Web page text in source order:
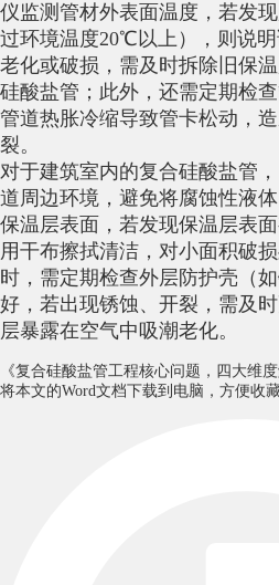
仪监测管材外表面温度，若发
过环境温度20℃以上），则说
老化或破损，需及时拆除旧保
硅酸盐管；此外，还需定期检
管道热胀冷缩导致管卡松动，
裂。
对于建筑室内的复合硅酸盐管
道周边环境，避免将腐蚀性液
保温层表面，若发现保温层表
用干布擦拭清洁，对小面积破
时，需定期检查外层防护壳（
好，若出现锈蚀、开裂，需及
层暴露在空气中吸潮老化。
《复合硅酸盐管工程核心问题，四大维度
将本文的Word文档下载到电脑，方便收